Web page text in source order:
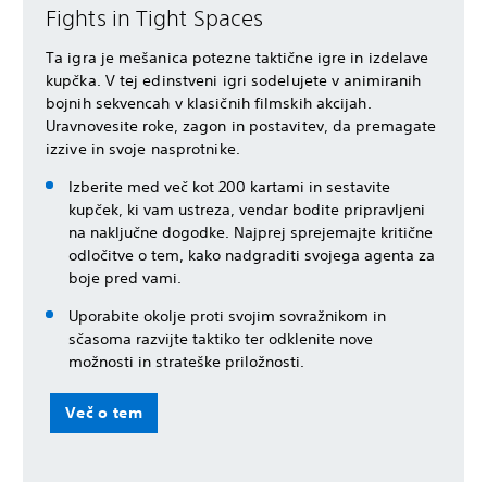
Fights in Tight Spaces
Ta igra je mešanica potezne taktične igre in izdelave
kupčka. V tej edinstveni igri sodelujete v animiranih
bojnih sekvencah v klasičnih filmskih akcijah.
Uravnovesite roke, zagon in postavitev, da premagate
izzive in svoje nasprotnike.
Izberite med več kot 200 kartami in sestavite
kupček, ki vam ustreza, vendar bodite pripravljeni
na naključne dogodke. Najprej sprejemajte kritične
odločitve o tem, kako nadgraditi svojega agenta za
boje pred vami.
Uporabite okolje proti svojim sovražnikom in
sčasoma razvijte taktiko ter odklenite nove
možnosti in strateške priložnosti.
Več o tem